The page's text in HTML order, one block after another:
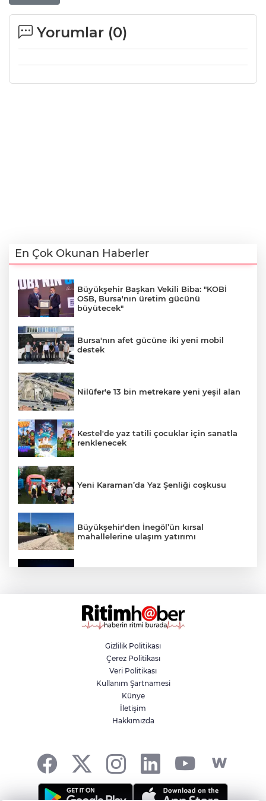
Yorumlar (0)
En Çok Okunan Haberler
Büyükşehir Başkan Vekili Biba: "KOBİ
OSB, Bursa'nın üretim gücünü
büyütecek"
Bursa'nın afet gücüne iki yeni mobil
destek
Nilüfer'e 13 bin metrekare yeni yeşil alan
Kestel'de yaz tatili çocuklar için sanatla
renklenecek
Yeni Karaman’da Yaz Şenliği coşkusu
Büyükşehir'den İnegöl’ün kırsal
mahallelerine ulaşım yatırımı
Aslı Hünel’den Bursa Festivali’nde
unutulmaz gece
Osmangazi Belediyesi istihdama köprü
olmayı sürdürüyor
Yıldırım’da çocuklar yazı bilim ve sanatla
değerlendiriyor
Gizlilik Politikası
Çerez Politikası
Veri Politikası
Kullanım Şartnamesi
Künye
İletişim
Hakkımızda